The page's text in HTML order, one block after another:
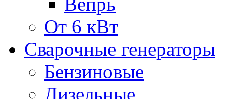
От 6 кВт
Сварочные генераторы
Бензиновые
Дизельные